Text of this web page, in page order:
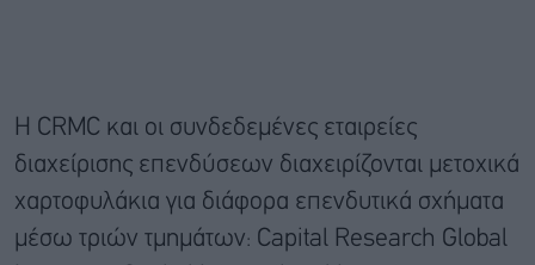
Η CRMC και οι συνδεδεμένες εταιρείες
διαχείρισης επενδύσεων διαχειρίζονται μετοχικά
χαρτοφυλάκια για διάφορα επενδυτικά σχήματα
μέσω τριών τμημάτων: Capital Research Global